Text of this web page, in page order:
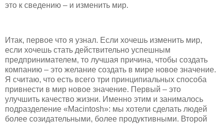
это к сведению – и изменить мир.
Итак, первое что я узнал. Если хочешь изменить мир,
если хочешь стать действительно успешным
предпринимателем, то лучшая причина, чтобы создать
компанию – это желание создать в мире новое значение.
Я считаю, что есть всего три принципиальных способа
привнести в мир новое значение. Первый – это
улучшить качество жизни. Именно этим и занималось
подразделение «Macintosh»: мы хотели сделать людей
более созидательными, более продуктивными. Второй